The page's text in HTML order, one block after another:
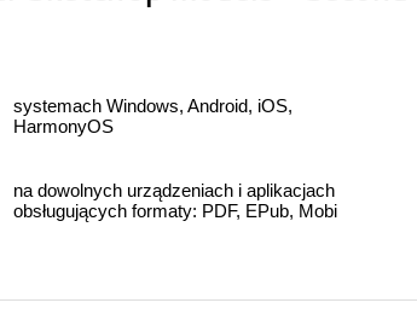
systemach Windows, Android, iOS,
HarmonyOS
na dowolnych urządzeniach i aplikacjach
obsługujących formaty: PDF, EPub, Mobi